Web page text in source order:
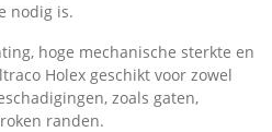
nodig is.
hoge mechanische sterkte en
Holex geschikt voor zowel
zoals gaten,
randen.